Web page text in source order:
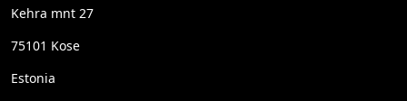
Kehra mnt 27
75101 Kose
Estonia